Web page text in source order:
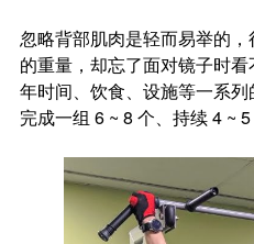
忽略背部肌肉是轻而易举的
的重量，却忘了面对镜子时
年时间、饮食、设施等一系
完成一组 6 ~ 8 个、持续4 ~ 5